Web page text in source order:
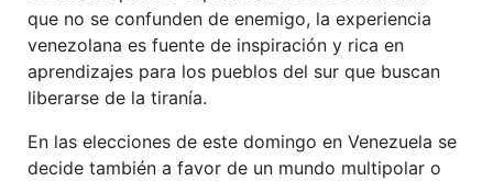
que no se confunden de enemigo, la experiencia
venezolana es fuente de inspiración y rica en
aprendizajes para los pueblos del sur que buscan
liberarse de la tiranía.
En las elecciones de este domingo en Venezuela se
decide también a favor de un mundo multipolar o